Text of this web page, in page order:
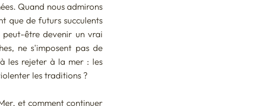
Quand nous admirons
que de futurs succulents
être devenir un vrai
ne s'imposent pas de
les rejeter à la mer : les
les traditions ?
et comment continuer